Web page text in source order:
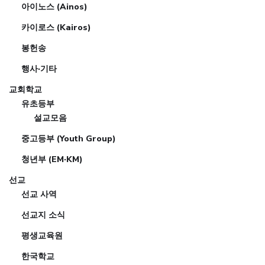
아이노스 (Ainos)
카이로스 (Kairos)
봉헌송
행사·기타
교회학교
유초등부
설교모음
중고등부 (Youth Group)
청년부 (EM·KM)
선교
선교 사역
선교지 소식
평생교육원
한국학교